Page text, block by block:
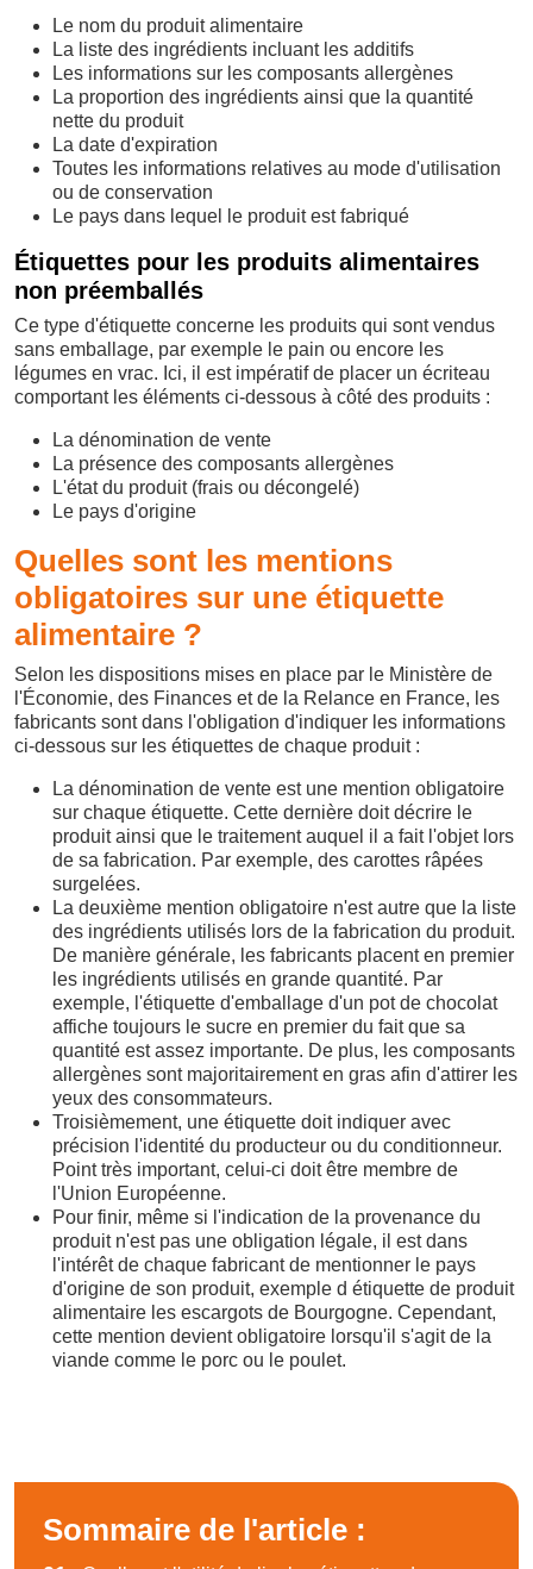
Le nom du produit alimentaire
La liste des ingrédients incluant les additifs
Les informations sur les composants allergènes
La proportion des ingrédients ainsi que la quantité
nette du produit
La date d'expiration
Toutes les informations relatives au mode d'utilisation
ou de conservation
Le pays dans lequel le produit est fabriqué
Étiquettes pour les produits alimentaires
non préemballés
Ce type d'étiquette concerne les produits qui sont vendus
sans emballage, par exemple le pain ou encore les
légumes en vrac. Ici, il est impératif de placer un écriteau
comportant les éléments ci-dessous à côté des produits :
La dénomination de vente
La présence des composants allergènes
L'état du produit (frais ou décongelé)
Le pays d'origine
Quelles sont les mentions
obligatoires sur une étiquette
alimentaire ?
Selon les dispositions mises en place par le Ministère de
l'Économie, des Finances et de la Relance en France, les
fabricants sont dans l'obligation d'indiquer les informations
ci-dessous sur les étiquettes de chaque produit :
La dénomination de vente est une mention obligatoire
sur chaque étiquette. Cette dernière doit décrire le
produit ainsi que le traitement auquel il a fait l'objet lors
de sa fabrication. Par exemple, des carottes râpées
surgelées.
La deuxième mention obligatoire n'est autre que la liste
des ingrédients utilisés lors de la fabrication du produit.
De manière générale, les fabricants placent en premier
les ingrédients utilisés en grande quantité. Par
exemple, l'étiquette d'emballage d'un pot de chocolat
affiche toujours le sucre en premier du fait que sa
quantité est assez importante. De plus, les composants
allergènes sont majoritairement en gras afin d'attirer les
yeux des consommateurs.
Troisièmement, une étiquette doit indiquer avec
précision l'identité du producteur ou du conditionneur.
Point très important, celui-ci doit être membre de
l'Union Européenne.
Pour finir, même si l'indication de la provenance du
produit n'est pas une obligation légale, il est dans
l'intérêt de chaque fabricant de mentionner le pays
d'origine de son produit, exemple d étiquette de produit
alimentaire les escargots de Bourgogne. Cependant,
cette mention devient obligatoire lorsqu'il s'agit de la
viande comme le porc ou le poulet.
Sommaire de l'article :